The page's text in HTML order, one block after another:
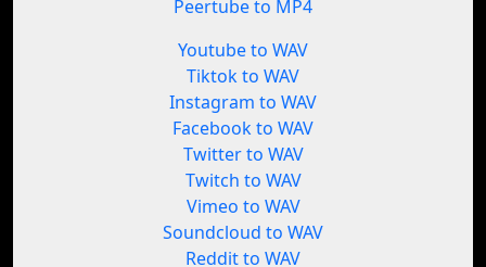
Peertube to MP4
Youtube to WAV
Tiktok to WAV
Instagram to WAV
Facebook to WAV
Twitter to WAV
Twitch to WAV
Vimeo to WAV
Soundcloud to WAV
Reddit to WAV